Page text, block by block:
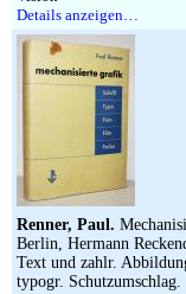
Details anzeigen…
Renner, Paul.
Berlin, Hermann
Text und zahlr.
typogr. Schutzumschlag.